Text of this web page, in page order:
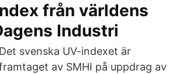
från världens
Industri
Det svenska UV-indexet är
av SMHI på uppdrag av